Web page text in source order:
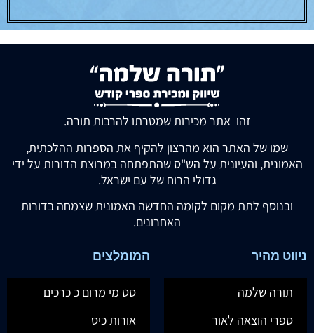
זהו אתר מכירות שמטרתו להרבות תורה.
שמו של האתר הוא מהרצון להקיף את הספרות ההלכתית,
האמונית, והעיונית על הש"ס שהתפתחה במרוצת הדורות על ידי
גדולי הרוח של עם ישראל.
ובנוסף לתת מקום לקומה החדשה האמונית שצמחה בדורות
האחרונים.
ניווט מהיר
תורה שלמה
ספרי הוצאה לאור
המומלצים
סט מי מרום כ כרכים
אורות כיס